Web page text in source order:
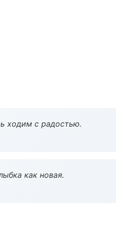
ходим с радостью.
как новая.